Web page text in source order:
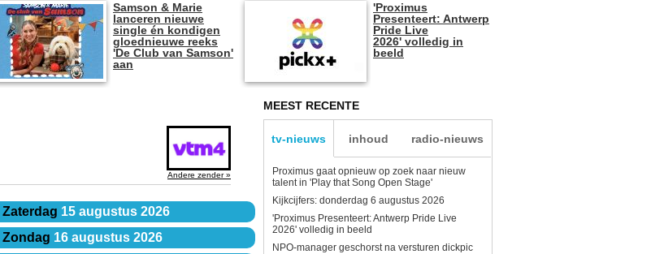
Samson & Marie
lanceren nieuwe
single én kondigen
gloednieuwe reeks
'De Club van Samson'
aan
'Proximus
Presenteert: Antwerp
Pride Live
2026' volledig in
beeld
Andere zender »
Zaterdag 15 augustus 2026
Zondag 16 augustus 2026
MEEST RECENTE
tv-nieuws inhoud radio-nieuws
Proximus gaat opnieuw op zoek naar nieuw
talent in 'Play that Song Open Stage'
Kijkcijfers: donderdag 6 augustus 2026
'Proximus Presenteert: Antwerp Pride Live
2026' volledig in beeld
NPO-manager geschorst na versturen dickpic